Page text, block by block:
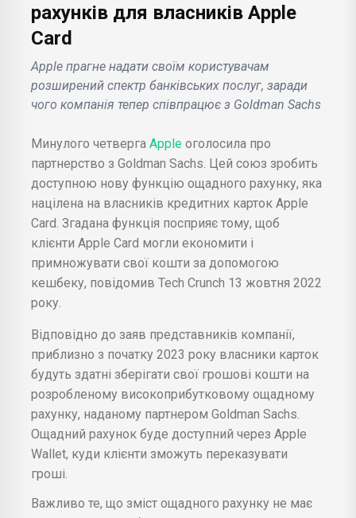
рахунків для власників Apple
Card
Apple прагне надати своїм користувачам
розширений спектр банківських послуг, заради
чого компанія тепер співпрацює з Goldman Sachs
Минулого четверга Apple оголосила про
партнерство з Goldman Sachs. Цей союз зробить
доступною нову функцію ощадного рахунку, яка
націлена на власників кредитних карток Apple
Card. Згадана функція посприяє тому, щоб
клієнти Apple Card могли економити і
примножувати свої кошти за допомогою
кешбеку, повідомив Tech Crunch 13 жовтня 2022
року.
Відповідно до заяв представників компанії,
приблизно з початку 2023 року власники карток
будуть здатні зберігати свої грошові кошти на
розробленому високоприбутковому ощадному
рахунку, наданому партнером Goldman Sachs.
Ощадний рахунок буде доступний через Apple
Wallet, куди клієнти зможуть переказувати
гроші.
Важливо те, що зміст ощадного рахунку не має